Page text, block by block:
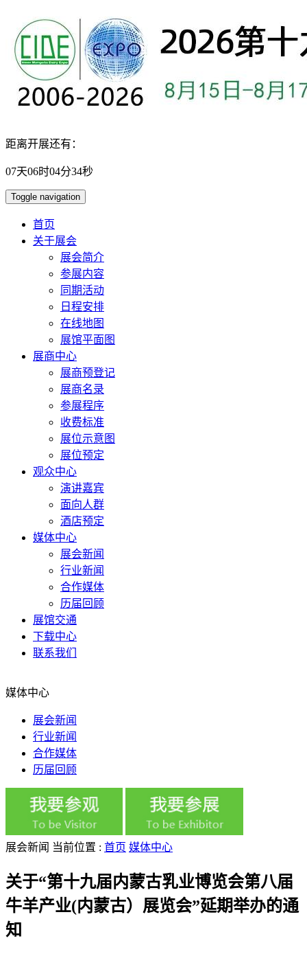
距离开展还有：
07天06时04分33秒
Toggle navigation
首页
关于展会
展会简介
参展内容
同期活动
日程安排
在线地图
展馆平面图
展商中心
展商预登记
展商名录
参展程序
收费标准
展位示意图
展位预定
观众中心
演讲嘉宾
面向人群
酒店预定
媒体中心
展会新闻
行业新闻
合作媒体
历届回顾
展馆交通
下载中心
联系我们
媒体中心
展会新闻
行业新闻
合作媒体
历届回顾
展会新闻 当前位置 : 首页 媒体中心
关于“第十九届内蒙古乳业博览会第八届
牛羊产业(内蒙古）展览会”延期举办的通
知